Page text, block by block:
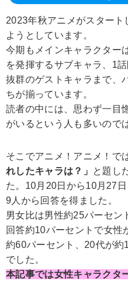
2023年秋アニメがスター
ようとしています。
今期もメインキャラクター
を発揮するサブキャラ、1
抜群のゲストキャラまで、
ちが揃っています。
読者の中には、思わず一目
がいるという人も多いので
そこでアニメ！アニメ！で
れしたキャラは？」
と題し
た。10月20日から10月27
9人から回答を得ました。
男女比は男性約25パーセン
回答約10パーセントで女性
約60パーセント、20代が
でした。
本記事では女性キャラクタ